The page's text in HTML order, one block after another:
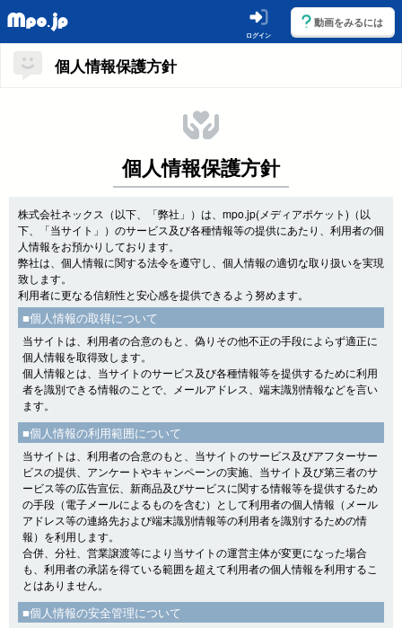
ログイン
動画をみるには
個人情報保護方針
個人情報保護方針
株式会社ネックス（以下、「弊社」）は、mpo.jp(メディアポケット)（以
下、「当サイト」）のサービス及び各種情報等の提供にあたり、利用者の個
人情報をお預かりしております。
弊社は、個人情報に関する法令を遵守し、個人情報の適切な取り扱いを実現
致します。
利用者に更なる信頼性と安心感を提供できるよう努めます。
■個人情報の取得について
当サイトは、利用者の合意のもと、偽りその他不正の手段によらず適正に
個人情報を取得致します。
個人情報とは、当サイトのサービス及び各種情報等を提供するために利用
者を識別できる情報のことで、メールアドレス、端末識別情報などを言い
ます。
■個人情報の利用範囲について
当サイトは、利用者の合意のもと、当サイトのサービス及びアフターサー
ビスの提供、アンケートやキャンペーンの実施、当サイト及び第三者のサ
ービス等の広告宣伝、新商品及びサービスに関する情報等を提供するため
の手段（電子メールによるものを含む）として利用者の個人情報（メール
アドレス等の連絡先および端末識別情報等の利用者を識別するための情
報）を利用します。
合併、分社、営業譲渡等により当サイトの運営主体が変更になった場合
も、利用者の承諾を得ている範囲を超えて利用者の個人情報を利用するこ
とはありません。
■個人情報の安全管理について